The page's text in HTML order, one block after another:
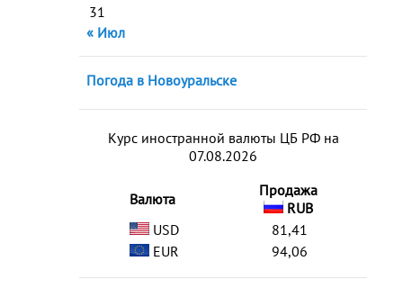
31
« Июл
Погода в Новоуральске
Курс иностранной валюты ЦБ РФ на
07.08.2026
Валюта
Продажа
RUB
USD
81,41
EUR
94,06